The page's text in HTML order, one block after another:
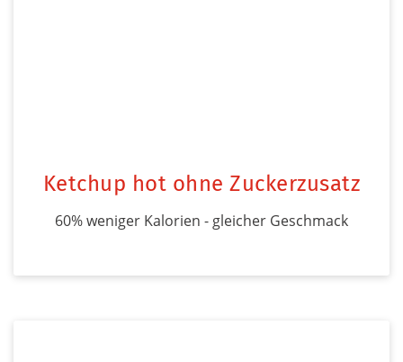
Ketchup hot ohne Zuckerzusatz
60% weniger Kalorien - gleicher Geschmack